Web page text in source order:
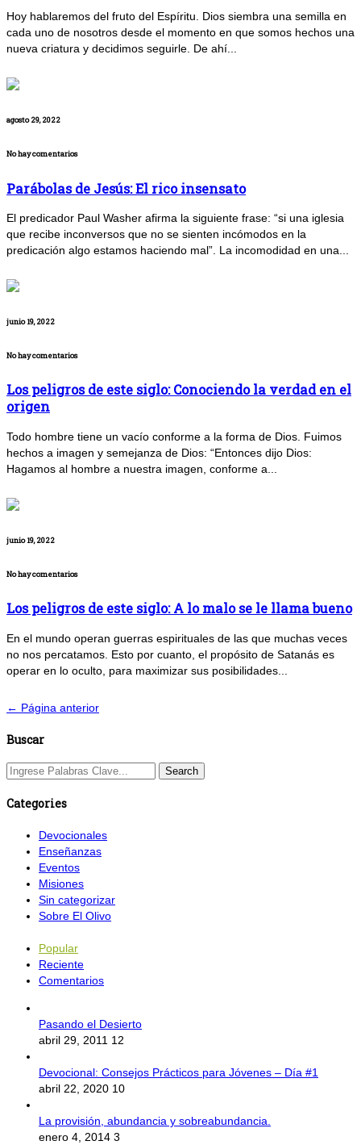
Hoy hablaremos del fruto del Espíritu. Dios siembra una semilla en
cada uno de nosotros desde el momento en que somos hechos una
nueva criatura y decidimos seguirle. De ahí...
agosto 29, 2022
No hay comentarios
Parábolas de Jesús: El rico insensato
El predicador Paul Washer afirma la siguiente frase: “si una iglesia
que recibe inconversos que no se sienten incómodos en la
predicación algo estamos haciendo mal”. La incomodidad en una...
junio 19, 2022
No hay comentarios
Los peligros de este siglo: Conociendo la verdad en el
origen
Todo hombre tiene un vacío conforme a la forma de Dios. Fuimos
hechos a imagen y semejanza de Dios: “Entonces dijo Dios:
Hagamos al hombre a nuestra imagen, conforme a...
junio 19, 2022
No hay comentarios
Los peligros de este siglo: A lo malo se le llama bueno
En el mundo operan guerras espirituales de las que muchas veces
no nos percatamos. Esto por cuanto, el propósito de Satanás es
operar en lo oculto, para maximizar sus posibilidades...
← Página anterior
Buscar
Categories
Devocionales
Enseñanzas
Eventos
Misiones
Sin categorizar
Sobre El Olivo
Popular
Reciente
Comentarios
Pasando el Desierto
abril 29, 2011 12
Devocional: Consejos Prácticos para Jóvenes – Día #1
abril 22, 2020 10
La provisión, abundancia y sobreabundancia.
enero 4, 2014 3